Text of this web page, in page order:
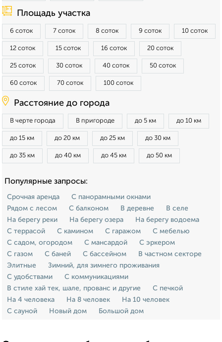
Площадь участка
6 соток 7 соток 8 соток 9 соток 10 соток
12 соток 15 соток 16 соток 20 соток
25 соток 30 соток 40 соток 50 соток
60 соток 70 соток 100 соток
Расстояние до города
В черте города В пригороде до 5 км до 10 км
до 15 км до 20 км до 25 км до 30 км
до 35 км до 40 км до 45 км до 50 км
Популярные запросы:
Срочная аренда
С панорамными окнами
Рядом с лесом
С балконом В деревне
В селе
На берегу реки
На берегу озера
На берегу водоема
С террасой
С камином С гаражом
С мебелью
С садом, огородом
С мансардой
С эркером
С газом
С баней С бассейном
В частном секторе
Элитные
Зимний, для зимнего проживания
С удобствами
С коммуникациями
В стиле хай тек, шале, прованс и другие
С печкой
На 4 человека
На 8 человек
На 10 человек
С сауной
Новый дом Большой дом